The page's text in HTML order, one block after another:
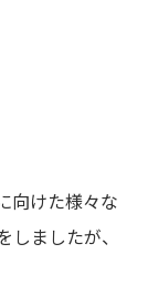
向けた様々な
ましたが、